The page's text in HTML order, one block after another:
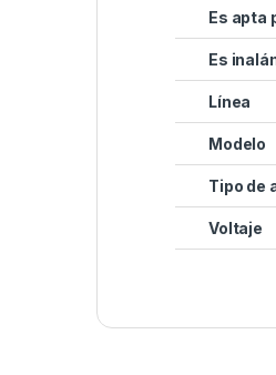
Es apta
Es
Línea
Modelo
Tipo de
Voltaje